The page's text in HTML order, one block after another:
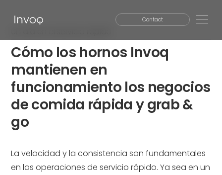
Contact
SEARCH
Cómo los hornos Invoq
mantienen en
funcionamiento los negocios
de comida rápida y grab &
go
La velocidad y la consistencia son fundamentales
en las operaciones de servicio rápido. Ya sea en un